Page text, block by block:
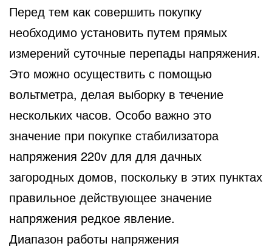
Перед тем как совершить покупку
необходимо установить путем прямых
измерений суточные перепады напряжения.
Это можно осуществить с помощью
вольтметра, делая выборку в течение
нескольких часов. Особо важно это
значение при покупке стабилизатора
напряжения 220v для для дачных
загородных домов, поскольку в этих пунктах
правильное действующее значение
напряжения редкое явление.
Диапазон работы напряжения